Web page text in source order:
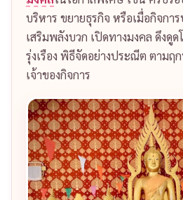
บริหาร ขยายธุรกิจ หรือเมื่อกิจก
เสริมพลังบวก เปิดทางมงคล ดึงดู
รุ่งเรือง พิธีจัดอย่างประณีต ตามฤ
เจ้าของกิจการ